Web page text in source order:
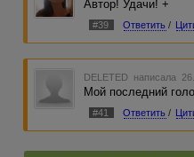
Автор! Удачи! +
#39 Ответить /
DELETED написала
Мой последний
#41 Ответить /